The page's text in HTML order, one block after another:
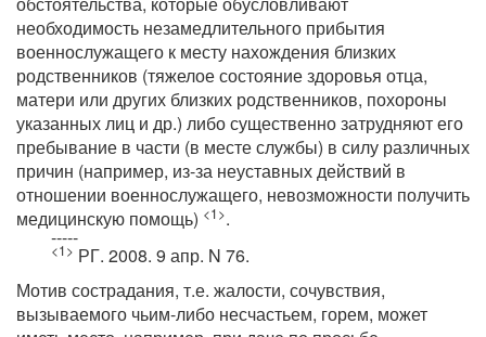
необходимость незамедлительного прибытия
военнослужащего к месту нахождения близких
родственников (тяжелое состояние здоровья отца,
матери или других близких родственников, похороны
указанных лиц и др.) либо существенно затрудняют его
пребывание в части (в месте службы) в силу различных
причин (например, из-за неуставных действий в
отношении военнослужащего, невозможности получить
медицинскую помощь) <1>.
-----
<1> РГ. 2008. 9 апр. N 76.
Мотив сострадания, т.е. жалости, сочувствия,
вызываемого чьим-либо несчастьем, горем, может